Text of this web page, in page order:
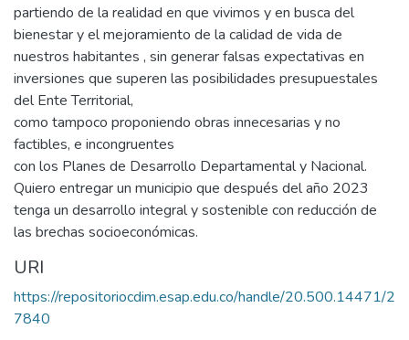
partiendo de la realidad en que vivimos y en busca del
bienestar y el mejoramiento de la calidad de vida de
nuestros habitantes , sin generar falsas expectativas en
inversiones que superen las posibilidades presupuestales
del Ente Territorial,
como tampoco proponiendo obras innecesarias y no
factibles, e incongruentes
con los Planes de Desarrollo Departamental y Nacional.
Quiero entregar un municipio que después del año 2023
tenga un desarrollo integral y sostenible con reducción de
las brechas socioeconómicas.
URI
https://repositoriocdim.esap.edu.co/handle/20.500.14471/2
7840